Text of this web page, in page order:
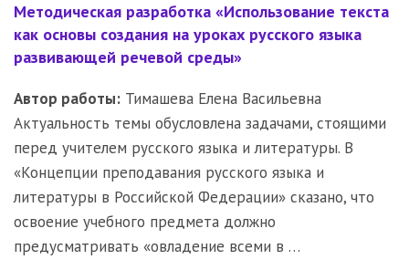
Методическая разработка «Использование текста
как основы создания на уроках русского языка
развивающей речевой среды»
Автор работы: Тимашева Елена Васильевна
Актуальность темы обусловлена задачами, стоящими
перед учителем русского языка и литературы. В
«Концепции преподавания русского языка и
литературы в Российской Федерации» сказано, что
освоение учебного предмета должно
предусматривать «овладение всеми в …